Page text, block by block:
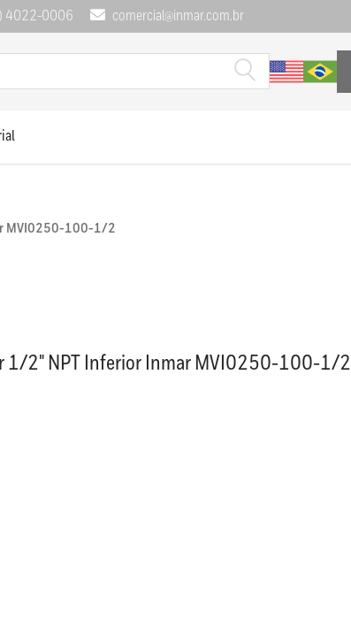
4022-0006 comercial@inmar.com.br
MVI0250-100-1/2
1/2" NPT Inferior Inmar MVI0250-100-1/2